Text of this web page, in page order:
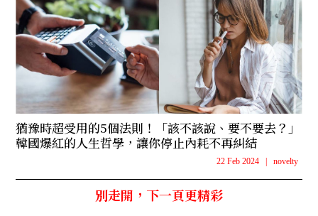
猶豫時超受用的5個法則！「該不該說、要不要去？」
韓國爆紅的人生哲學，讓你停止內耗不再糾結
22 Feb 2024 | novelty
別走開，下一頁更精彩